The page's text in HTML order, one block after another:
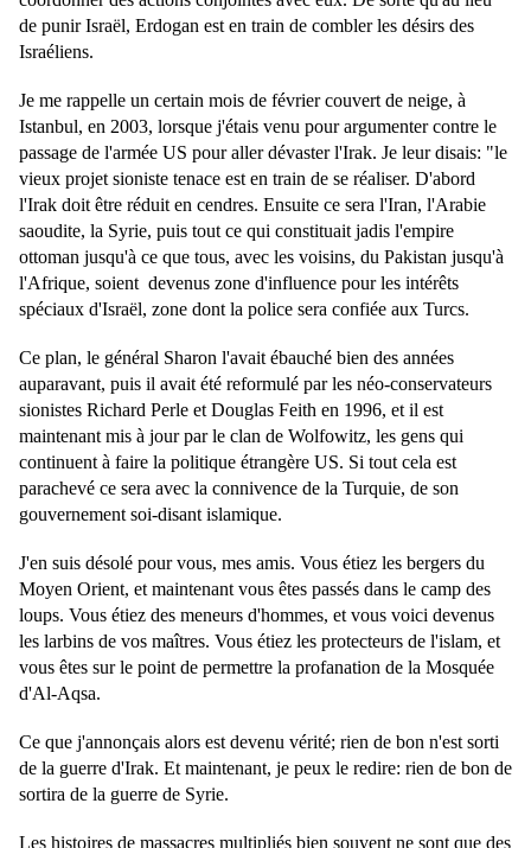
de punir Israël, Erdogan est en train de combler les désirs des
Israéliens.
Je me rappelle un certain mois de février couvert de neige, à
Istanbul, en 2003, lorsque j'étais venu pour argumenter contre le
passage de l'armée US pour aller dévaster l'Irak. Je leur disais: "le
vieux projet sioniste tenace est en train de se réaliser. D'abord
l'Irak doit être réduit en cendres. Ensuite ce sera l'Iran, l'Arabie
saoudite, la Syrie, puis tout ce qui constituait jadis l'empire
ottoman jusqu'à ce que tous, avec les voisins, du Pakistan jusqu'à
l'Afrique, soient devenus zone d'influence pour les intérêts
spéciaux d'Israël, zone dont la police sera confiée aux Turcs.
Ce plan, le général Sharon l'avait ébauché bien des années
auparavant, puis il avait été reformulé par les néo-conservateurs
sionistes Richard Perle et Douglas Feith en 1996, et il est
maintenant mis à jour par le clan de Wolfowitz, les gens qui
continuent à faire la politique étrangère US. Si tout cela est
parachevé ce sera avec la connivence de la Turquie, de son
gouvernement soi-disant islamique.
J'en suis désolé pour vous, mes amis. Vous étiez les bergers du
Moyen Orient, et maintenant vous êtes passés dans le camp des
loups. Vous étiez des meneurs d'hommes, et vous voici devenus
les larbins de vos maîtres. Vous étiez les protecteurs de l'islam, et
vous êtes sur le point de permettre la profanation de la Mosquée
d'Al-Aqsa.
Ce que j'annonçais alors est devenu vérité; rien de bon n'est sorti
de la guerre d'Irak. Et maintenant, je peux le redire: rien de bon de
sortira de la guerre de Syrie.
Les histoires de massacres multipliés bien souvent ne sont que des